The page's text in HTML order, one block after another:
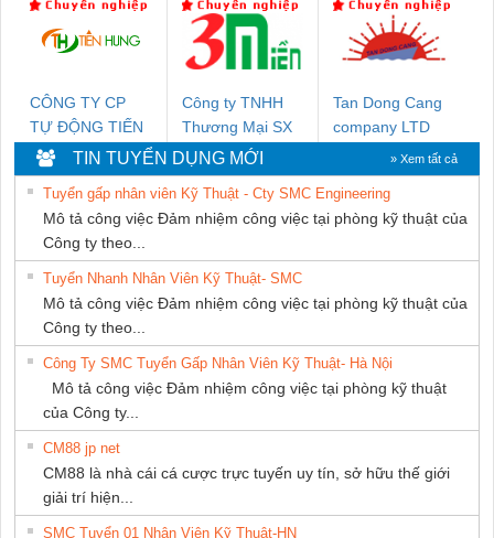
NAM
THƯỢNG ĐÌNH
CÔNG TY CP
TỰ ĐỘNG TIẾN
HƯNG
Công ty TNHH
Thương Mại SX
Ba Miền
Tan Dong Cang
company LTD
TIN TUYỂN DỤNG MỚI » Xem tất cả
Tuyển gấp nhân viên Kỹ Thuật - Cty SMC Engineering
Mô tả công việc Đảm nhiệm công việc tại phòng kỹ thuật của
Công ty theo...
Tuyển Nhanh Nhân Viên Kỹ Thuật- SMC
Mô tả công việc Đảm nhiệm công việc tại phòng kỹ thuật của
Công ty theo...
Công Ty SMC Tuyển Gấp Nhân Viên Kỹ Thuật- Hà Nội
Mô tả công việc Đảm nhiệm công việc tại phòng kỹ thuật
của Công ty...
CM88 jp net
CM88 là nhà cái cá cược trực tuyến uy tín, sở hữu thế giới
giải trí hiện...
SMC Tuyển 01 Nhân Viên Kỹ Thuật-HN